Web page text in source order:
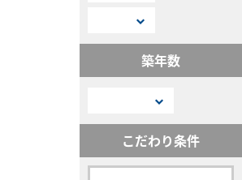
築年数
こだわり条件